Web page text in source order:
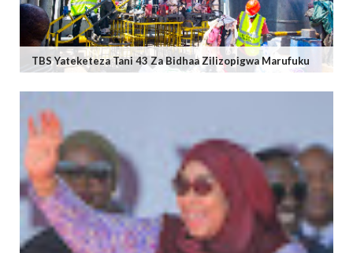
TBS Yateketeza Tani 43 Za Bidhaa Zilizopigwa Marufuku